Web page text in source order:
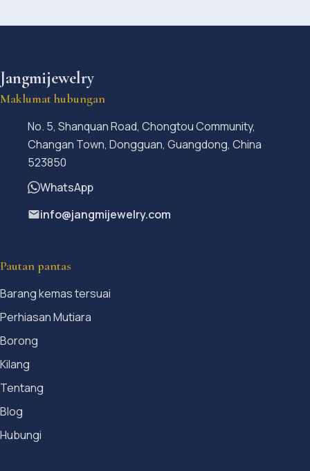
Jangmijewelry
Maklumat hubungan
No. 5, Shanquan Road, Chongtou Community,
Changan Town, Dongguan, Guangdong, China
523850
WhatsApp
info@jangmijewelry.com
Pautan pantas
Barang kemas tersuai
Perhiasan Mutiara
Borong
Kilang
Tentang
Blog
Hubungi